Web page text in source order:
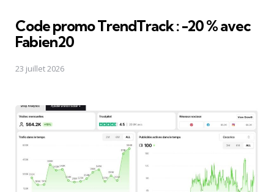
Code promo TrendTrack : -20 % avec
Fabien20
23 juillet 2026